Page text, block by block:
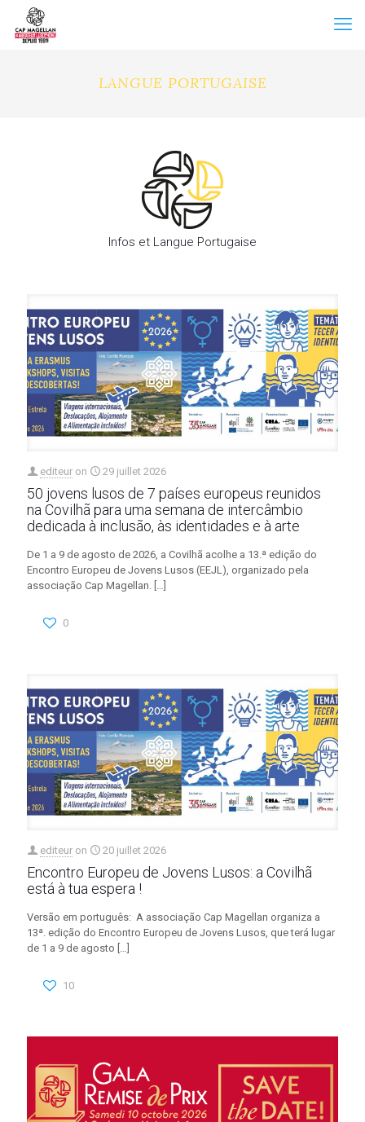
LANGUE PORTUGAISE
Infos et Langue Portugaise
editeur on 29 juillet 2026
50 jovens lusos de 7 países europeus reunidos
na Covilhã para uma semana de intercâmbio
dedicada à inclusão, às identidades e à arte
De 1 a 9 de agosto de 2026, a Covilhã acolhe a 13.ª edição do
Encontro Europeu de Jovens Lusos (EEJL), organizado pela
associação Cap Magellan. […]
0
editeur on 20 juillet 2026
Encontro Europeu de Jovens Lusos: a Covilhã
está à tua espera !
Versão em português: A associação Cap Magellan organiza a
13ª. edição do Encontro Europeu de Jovens Lusos, que terá lugar
de 1 a 9 de agosto […]
10